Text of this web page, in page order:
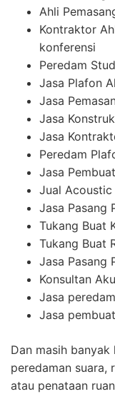
Ahli
Kontraktor
konferensi
Peredam
Jasa Plafon
Jasa
Jasa
Jasa
Peredam
Jasa
Jual Acoustic
Jasa Pasang
Tukang Buat
Tukang Buat
Jasa Pasang
Konsultan
Jasa
Jasa
Dan masih
peredaman suara,
atau penataan